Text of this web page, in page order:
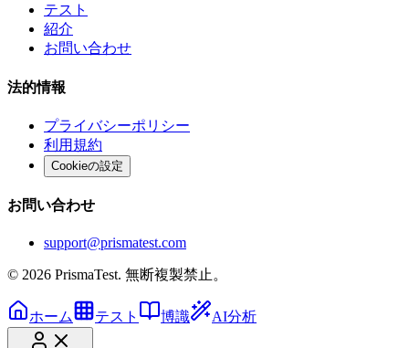
テスト
紹介
お問い合わせ
法的情報
プライバシーポリシー
利用規約
Cookieの設定
お問い合わせ
support@prismatest.com
© 2026 PrismaTest. 無断複製禁止。
ホーム テスト 博識 AI分析